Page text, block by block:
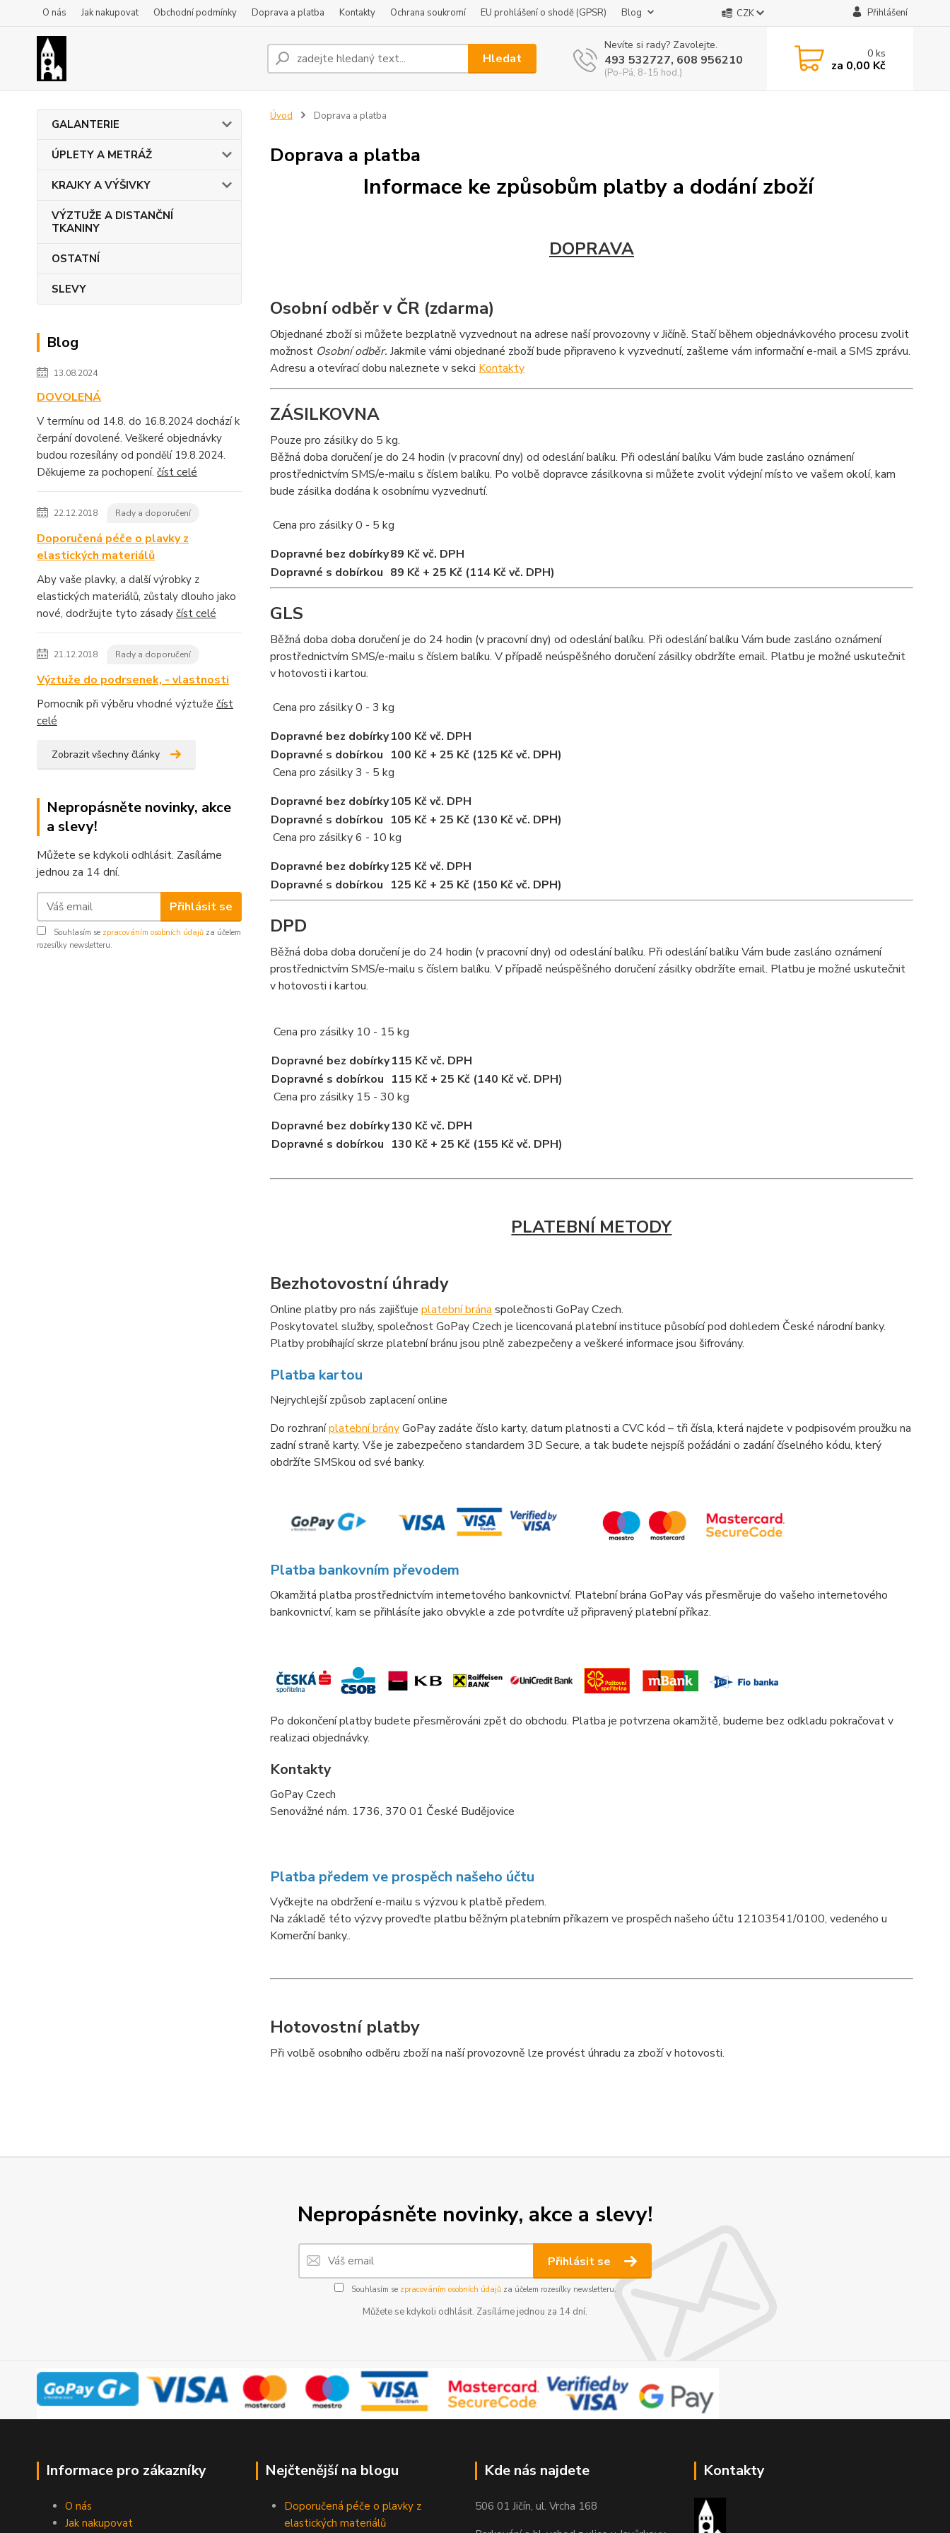
O nás Jak nakupovat Obchodní podmínky Doprava a platba Kontakty Ochrana soukromí EU prohlášení o shodě (GPSR) Blog CZK Přihlášení
Hledat
Nevíte si rady? Zavolejte.
493 532727, 608 956210
(Po-Pá, 8-15 hod.)
0ks
za 0,00 Kč
GALANTERIE
ÚPLETY A METRÁŽ
KRAJKY A VÝŠIVKY
VÝZTUŽE A DISTANČNÍ
TKANINY
OSTATNÍ
SLEVY
Blog
13.08.2024
DOVOLENÁ
V termínu od 14.8. do 16.8.2024 dochází k
čerpání dovolené. Veškeré objednávky
budou rozesílány od pondělí 19.8.2024.
Děkujeme za pochopení. číst celé
22.12.2018 Rady a doporučení
Doporučená péče o plavky z
elastických materiálů
Aby vaše plavky, a další výrobky z
elastických materiálů, zůstaly dlouho jako
nové, dodržujte tyto zásady číst celé
21.12.2018 Rady a doporučení
Výztuže do podrsenek, - vlastnosti
Pomocník při výběru vhodné výztuže číst
celé
Zobrazit všechny články
Nepropásněte novinky, akce
a slevy!
Můžete se kdykoli odhlásit. Zasíláme
jednou za 14 dní.
Přihlásit se
Souhlasím se zpracováním osobních údajů za účelem
rozesílky newsletteru.
Úvod Doprava a platba
Doprava a platba
Informace ke způsobům platby a dodání zboží
DOPRAVA
Osobní odběr v ČR (zdarma)
Objednané zboží si můžete bezplatně vyzvednout na adrese naší provozovny v Jičíně. Stačí během objednávkového procesu zvolit
možnost Osobní odběr. Jakmile vámi objednané zboží bude připraveno k vyzvednutí, zašleme vám informační e-mail a SMS zprávu.
Adresu a otevírací dobu naleznete v sekci Kontakty
ZÁSILKOVNA
Pouze pro zásilky do 5 kg.
Běžná doba doručení je do 24 hodin (v pracovní dny) od odeslání balíku. Při odeslání balíku Vám bude zasláno oznámení
prostřednictvím SMS/e-mailu s číslem balíku. Po volbě dopravce zásilkovna si můžete zvolit výdejní místo ve vašem okolí, kam
bude zásilka dodána k osobnímu vyzvednutí.
Cena pro zásilky 0 - 5 kg
Dopravné bez dobírky89 Kč vč. DPH
Dopravné s dobírkou 89 Kč + 25 Kč (114 Kč vč. DPH)
GLS
Běžná doba doba doručení je do 24 hodin (v pracovní dny) od odeslání balíku. Při odeslání balíku Vám bude zasláno oznámení
prostřednictvím SMS/e-mailu s číslem balíku. V případě neúspěšného doručení zásilky obdržíte email. Platbu je možné uskutečnit
v hotovosti i kartou.
Cena pro zásilky 0 - 3 kg
Dopravné bez dobírky100 Kč vč. DPH
Dopravné s dobírkou 100 Kč + 25 Kč (125 Kč vč. DPH)
Cena pro zásilky 3 - 5 kg
Dopravné bez dobírky105 Kč vč. DPH
Dopravné s dobírkou 105 Kč + 25 Kč (130 Kč vč. DPH)
Cena pro zásilky 6 - 10 kg
Dopravné bez dobírky125 Kč vč. DPH
Dopravné s dobírkou 125 Kč + 25 Kč (150 Kč vč. DPH)
DPD
Běžná doba doba doručení je do 24 hodin (v pracovní dny) od odeslání balíku. Při odeslání balíku Vám bude zasláno oznámení
prostřednictvím SMS/e-mailu s číslem balíku. V případě neúspěšného doručení zásilky obdržíte email. Platbu je možné uskutečnit
v hotovosti i kartou.
Cena pro zásilky 10 - 15 kg
Dopravné bez dobírky115 Kč vč. DPH
Dopravné s dobírkou 115 Kč + 25 Kč (140 Kč vč. DPH)
Cena pro zásilky 15 - 30 kg
Dopravné bez dobírky130 Kč vč. DPH
Dopravné s dobírkou 130 Kč + 25 Kč (155 Kč vč. DPH)
PLATEBNÍ METODY
Bezhotovostní úhrady
Online platby pro nás zajišťuje platební brána společnosti GoPay Czech.
Poskytovatel služby, společnost GoPay Czech je licencovaná platební instituce působící pod dohledem České národní banky.
Platby probíhající skrze platební bránu jsou plně zabezpečeny a veškeré informace jsou šifrovány.
Platba kartou
Nejrychlejší způsob zaplacení online
Do rozhraníplatební brányGoPay zadáte číslo karty, datum platnosti a CVC kód – tři čísla, která najdete v podpisovém proužku na
zadní straně karty. Vše je zabezpečeno standardem 3D Secure, a tak budete nejspíš požádáni o zadání číselného kódu, který
obdržíte SMSkou od své banky.
Platba bankovním převodem
Okamžitá platba prostřednictvím internetového bankovnictví. Platební brána GoPay vás přesměruje do vašeho internetového
bankovnictví, kam se přihlásíte jako obvykle a zde potvrdíte už připravený platební příkaz.
Po dokončení platby budete přesměrováni zpět do obchodu. Platba je potvrzena okamžitě, budeme bez odkladu pokračovat v
realizaci objednávky.
Kontakty
GoPay Czech
Senovážné nám. 1736, 370 01 České Budějovice
Platba předem ve prospěch našeho účtu
Vyčkejte na obdržení e-mailu s výzvou k platbě předem.
Na základě této výzvy proveďte platbu běžným platebním příkazem ve prospěch našeho účtu 12103541/0100, vedeného u
Komerční banky..
Hotovostní platby
Při volbě osobního odběru zboží na naší provozovně lze provést úhradu za zboží v hotovosti.
Nepropásněte novinky, akce a slevy!
Přihlásit se
Souhlasím se zpracováním osobních údajůza účelem rozesílky newsletteru.
Můžete se kdykoli odhlásit. Zasíláme jednou za 14 dní.
Informace pro zákazníky
O nás
Jak nakupovat
Nejčtenější na blogu
Doporučená péče o plavky z
elastických materiálů
Kde nás najdete
506 01 Jičín, ul. Vrcha 168
Kontakty